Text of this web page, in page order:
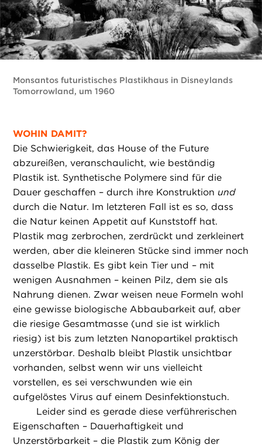
Monsantos futuristisches Plastikhaus in Disneylands
Tomorrowland, um 1960
WOHIN DAMIT?
Die Schwierigkeit, das House of the Future
abzureißen, veranschaulicht, wie beständig
Plastik ist. Synthetische Polymere sind für die
Dauer geschaffen – durch ihre Konstruktion und
durch die Natur. Im letzteren Fall ist es so, dass
die Natur keinen Appetit auf Kunststoff hat.
Plastik mag zerbrochen, zerdrückt und zerkleinert
werden, aber die kleineren Stücke sind immer noch
dasselbe Plastik. Es gibt kein Tier und – mit
wenigen Ausnahmen – keinen Pilz, dem sie als
Nahrung dienen. Zwar weisen neue Formeln wohl
eine gewisse biologische Abbaubarkeit auf, aber
die riesige Gesamtmasse (und sie ist wirklich
riesig) ist bis zum letzten Nanopartikel praktisch
unzerstörbar. Deshalb bleibt Plastik unsichtbar
vorhanden, selbst wenn wir uns vielleicht
vorstellen, es sei verschwunden wie ein
aufgelöstes Virus auf einem Desinfektionstuch.
Leider sind es gerade diese verführerischen
Eigenschaften – Dauerhaftigkeit und
Unzerstörbarkeit – die Plastik zum König der